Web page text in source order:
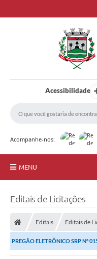
Acessibilidade
Acompanhe-nos:
MENU
Transparência
Editais de Licitações
Editais Editais de
PREGÃO ELETRÔNICO SRP Nº